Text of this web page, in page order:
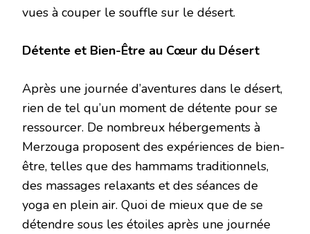
vues à couper le souffle sur le désert.
Détente et Bien-Être au Cœur du Désert
Après une journée d’aventures dans le désert,
rien de tel qu’un moment de détente pour se
ressourcer. De nombreux hébergements à
Merzouga proposent des expériences de bien-
être, telles que des hammams traditionnels,
des massages relaxants et des séances de
yoga en plein air. Quoi de mieux que de se
détendre sous les étoiles après une journée